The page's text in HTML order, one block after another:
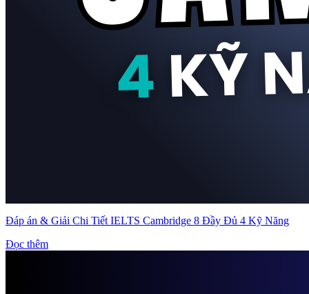
Đáp án & Giải Chi Tiết IELTS Cambridge 8 Đầy Đủ 4 Kỹ Năng
Đọc thêm